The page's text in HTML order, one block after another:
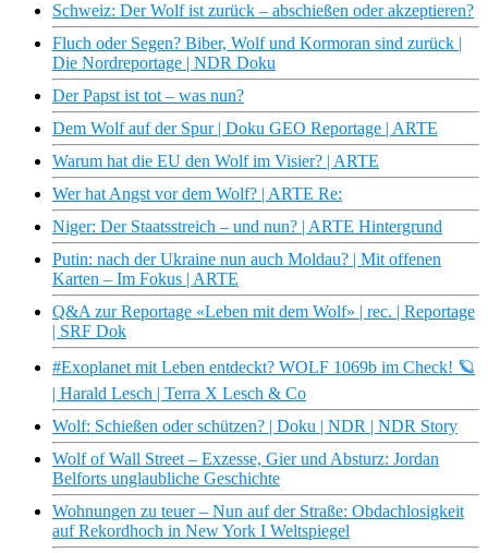
Schweiz: Der Wolf ist zurück – abschießen oder akzeptieren?
Fluch oder Segen? Biber, Wolf und Kormoran sind zurück |
Die Nordreportage | NDR Doku
Der Papst ist tot – was nun?
Dem Wolf auf der Spur | Doku GEO Reportage | ARTE
Warum hat die EU den Wolf im Visier? | ARTE
Wer hat Angst vor dem Wolf? | ARTE Re:
Niger: Der Staatsstreich – und nun? | ARTE Hintergrund
Putin: nach der Ukraine nun auch Moldau? | Mit offenen
Karten – Im Fokus | ARTE
Q&A zur Reportage «Leben mit dem Wolf» | rec. | Reportage
| SRF Dok
#Exoplanet mit Leben entdeckt? WOLF 1069b im Check! 🪐
| Harald Lesch | Terra X Lesch & Co
Wolf: Schießen oder schützen? | Doku | NDR | NDR Story
Wolf of Wall Street – Exzesse, Gier und Absturz: Jordan
Belforts unglaubliche Geschichte
Wohnungen zu teuer – Nun auf der Straße: Obdachlosigkeit
auf Rekordhoch in New York I Weltspiegel